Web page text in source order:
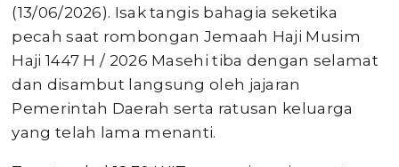
(13/06/2026). Isak tangis bahagia seketika
pecah saat rombongan Jemaah Haji Musim
Haji 1447 H / 2026 Masehi tiba dengan selamat
dan disambut langsung oleh jajaran
Pemerintah Daerah serta ratusan keluarga
yang telah lama menanti.